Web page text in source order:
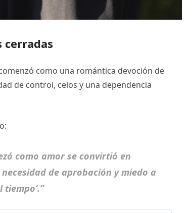
cerradas
como una romántica devoción de
de control, celos y una dependencia
como amor se convirtió en
de aprobación y miedo a